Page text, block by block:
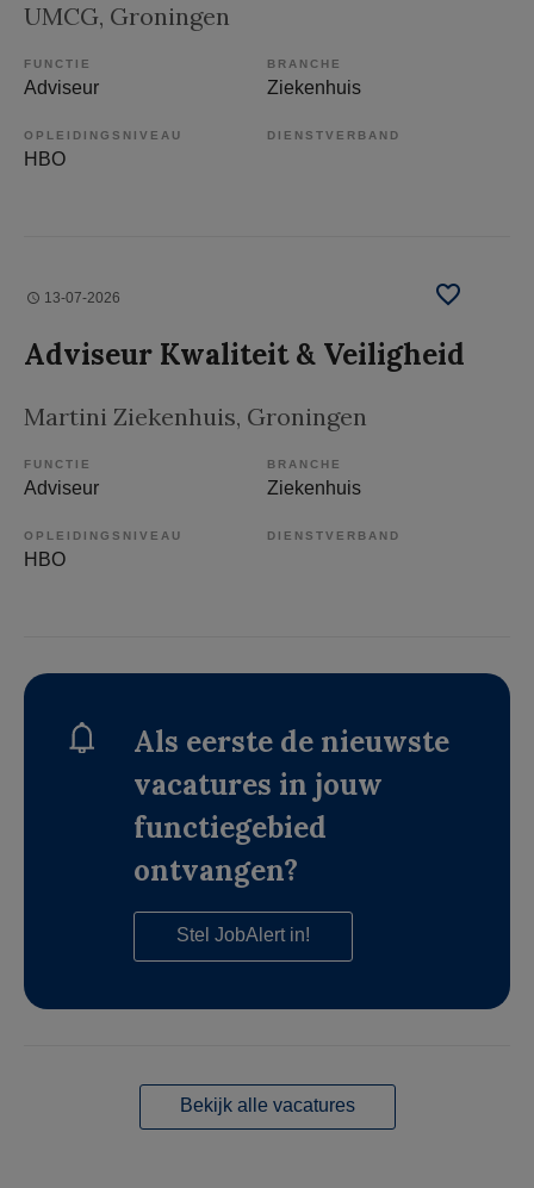
UMCG, Groningen
FUNCTIE
Adviseur
BRANCHE
Ziekenhuis
OPLEIDINGSNIVEAU
HBO
DIENSTVERBAND
13-07-2026
Adviseur Kwaliteit & Veiligheid
Martini Ziekenhuis, Groningen
FUNCTIE
Adviseur
BRANCHE
Ziekenhuis
OPLEIDINGSNIVEAU
HBO
DIENSTVERBAND
Als eerste de nieuwste
vacatures in jouw
functiegebied
ontvangen?
Stel JobAlert in!
Bekijk alle vacatures